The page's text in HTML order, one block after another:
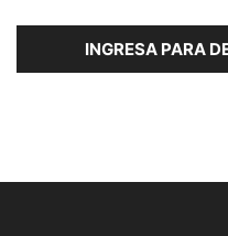
INGRESA PARA